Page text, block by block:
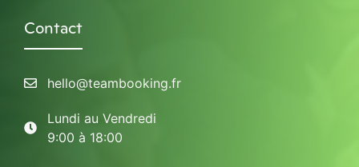
Contact
hello@teambooking.fr
Lundi au Vendredi
9:00 à 18:00